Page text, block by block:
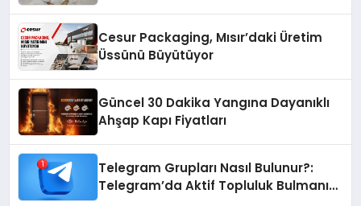
Cesur Packaging, Mısır’daki Üretim
Üssünü Büyütüyor
Güncel 30 Dakika Yangına Dayanıklı
Ahşap Kapı Fiyatları
Telegram Grupları Nasıl Bulunur?:
Telegram’da Aktif Topluluk Bulmanın